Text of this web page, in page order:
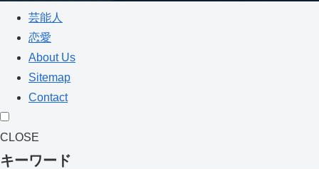
芸能人
恋愛
About Us
Sitemap
Contact
CLOSE
キーワード